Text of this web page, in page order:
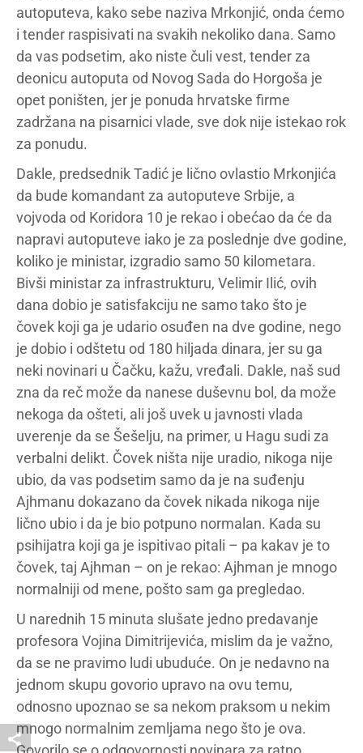
autoputeva, kako sebe naziva Mrkonjić, onda ćemo
i tender raspisivati na svakih nekoliko dana. Samo
da vas podsetim, ako niste čuli vest, tender za
deonicu autoputa od Novog Sada do Horgoša je
opet poništen, jer je ponuda hrvatske firme
zadržana na pisarnici vlade, sve dok nije istekao rok
za ponudu.
Dakle, predsednik Tadić je lično ovlastio Mrkonjića
da bude komandant za autoputeve Srbije, a
vojvoda od Koridora 10 je rekao i obećao da će da
napravi autoputeve iako je za poslednje dve godine,
koliko je ministar, izgradio samo 50 kilometara.
Bivši ministar za infrastrukturu, Velimir Ilić, ovih
dana dobio je satisfakciju ne samo tako što je
čovek koji ga je udario osuđen na dve godine, nego
je dobio i odštetu od 180 hiljada dinara, jer su ga
neki novinari u Čačku, kažu, vređali. Dakle, naš sud
zna da reč može da nanese duševnu bol, da može
nekoga da ošteti, ali još uvek u javnosti vlada
uverenje da se Šešelju, na primer, u Hagu sudi za
verbalni delikt. Čovek ništa nije uradio, nikoga nije
ubio, da vas podsetim samo da je na suđenju
Ajhmanu dokazano da čovek nikada nikoga nije
lično ubio i da je bio potpuno normalan. Kada su
psihijatra koji ga je ispitivao pitali – pa kakav je to
čovek, taj Ajhman – on je rekao: Ajhman je mnogo
normalniji od mene, pošto sam ga pregledao.
U narednih 15 minuta slušate jedno predavanje
profesora Vojina Dimitrijevića, mislim da je važno,
da se ne pravimo ludi ubuduće. On je nedavno na
jednom skupu govorio upravo na ovu temu,
odnosno upoznao se sa nekom praksom u nekim
mnogo normalnim zemljama nego što je ova.